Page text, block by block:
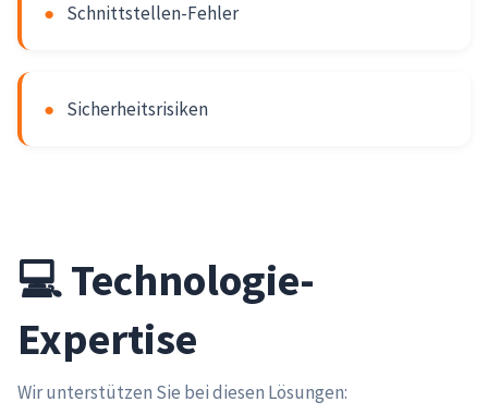
● Schnittstellen-Fehler
● Sicherheitsrisiken
💻 Technologie-
Expertise
Wir unterstützen Sie bei diesen Lösungen: